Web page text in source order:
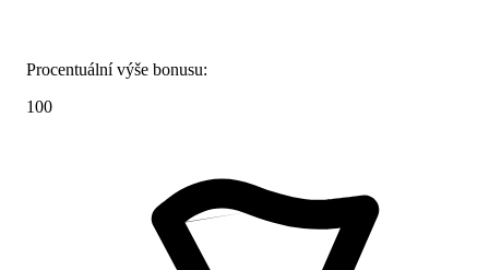
Procentuální výše bonusu:
100